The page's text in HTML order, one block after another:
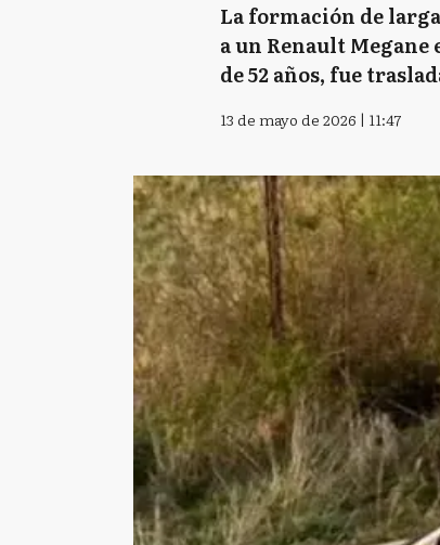
La formación de
a un Renault
de 52 años, fue
13 de mayo de 2026 | 11:47